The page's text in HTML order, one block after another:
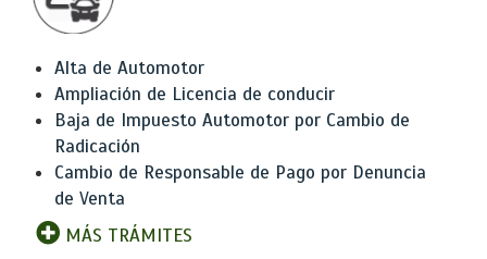
Alta de Automotor
Ampliación de Licencia de conducir
Baja de Impuesto Automotor por Cambio de
Radicación
Cambio de Responsable de Pago por Denuncia
de Venta
MÁS TRÁMITES